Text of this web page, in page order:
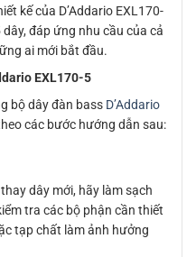
kế của D’Addario EXL170-
đáp ứng nhu cầu của cả
ai mới bắt đầu.
EXL170-5
bộ dây đàn bass D’Addario
các bước hướng dẫn sau:
dây mới, hãy làm sạch
tra các bộ phận cần thiết
tạp chất làm ảnh hưởng